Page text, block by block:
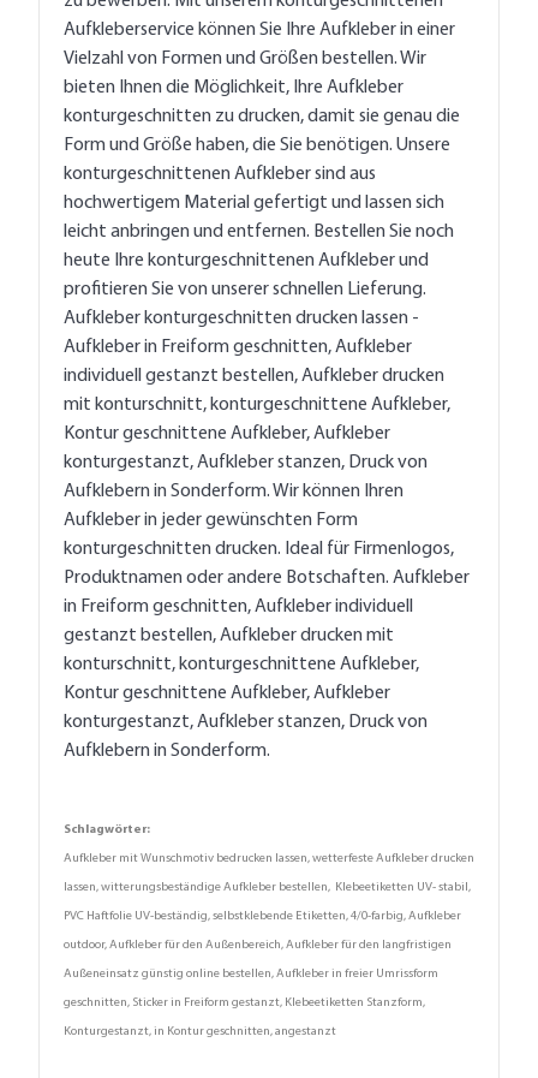
Aufkleberservice können Sie Ihre Aufkleber in einer
Vielzahl von Formen und Größen bestellen. Wir
bieten Ihnen die Möglichkeit, Ihre Aufkleber
konturgeschnitten zu drucken, damit sie genau die
Form und Größe haben, die Sie benötigen. Unsere
konturgeschnittenen Aufkleber sind aus
hochwertigem Material gefertigt und lassen sich
leicht anbringen und entfernen. Bestellen Sie noch
heute Ihre konturgeschnittenen Aufkleber und
profitieren Sie von unserer schnellen Lieferung.
Aufkleber konturgeschnitten drucken lassen -
Aufkleber in Freiform geschnitten, Aufkleber
individuell gestanzt bestellen, Aufkleber drucken
mit konturschnitt, konturgeschnittene Aufkleber,
Kontur geschnittene Aufkleber, Aufkleber
konturgestanzt, Aufkleber stanzen, Druck von
Aufklebern in Sonderform. Wir können Ihren
Aufkleber in jeder gewünschten Form
konturgeschnitten drucken. Ideal für Firmenlogos,
Produktnamen oder andere Botschaften. Aufkleber
in Freiform geschnitten, Aufkleber individuell
gestanzt bestellen, Aufkleber drucken mit
konturschnitt, konturgeschnittene Aufkleber,
Kontur geschnittene Aufkleber, Aufkleber
konturgestanzt, Aufkleber stanzen, Druck von
Aufklebern in Sonderform.
Schlagwörter:
Aufkleber mit Wunschmotiv bedrucken lassen, wetterfeste Aufkleber drucken
lassen, witterungsbeständige Aufkleber bestellen, Klebeetiketten UV- stabil,
PVC Haftfolie UV-beständig, selbstklebende Etiketten, 4/0-farbig, Aufkleber
outdoor, Aufkleber für den Außenbereich, Aufkleber für den langfristigen
Außeneinsatz günstig online bestellen, Aufkleber in freier Umrissform
geschnitten, Sticker in Freiform gestanzt, Klebeetiketten Stanzform,
Konturgestanzt, in Kontur geschnitten, angestanzt